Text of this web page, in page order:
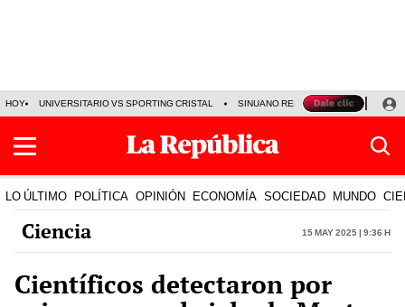
HOY UNIVERSITARIO VS SPORTING CRISTAL SINUANO RESULTADOS HOY
LO ÚLTIMO POLÍTICA OPINIÓN ECONOMÍA SOCIEDAD MUNDO
Ciencia 15 May 2025 | 9:36 h
Científicos detectaron por